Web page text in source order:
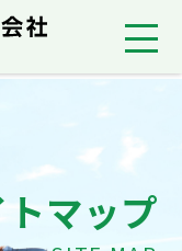
マップ